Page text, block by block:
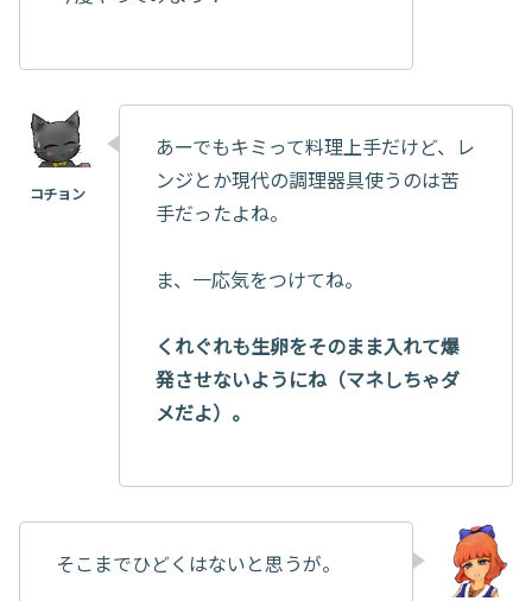
あーでもキミって料理上手だけど、レ
ンジとか現代の調理器具使うのは苦
手だったよね。
ま、一応気をつけてね。
くれぐれも生卵をそのまま入れて爆
発させないようにね（マネしちゃダ
メだよ）。
そこまでひどくはないと思うが。